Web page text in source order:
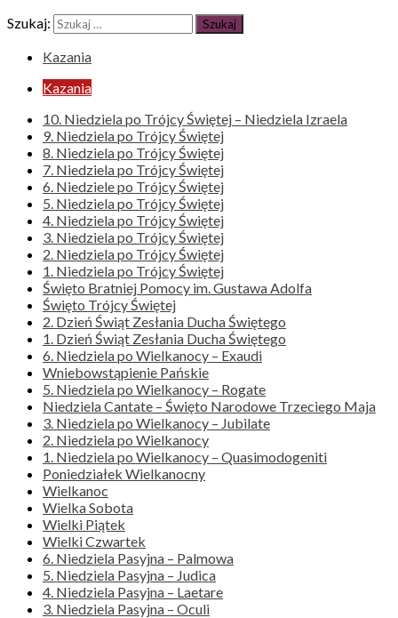
Szukaj:
Kazania
Kazania
10. Niedziela po Trójcy Świętej – Niedziela Izraela
9. Niedziela po Trójcy Świętej
8. Niedziela po Trójcy Świętej
7. Niedziela po Trójcy Świętej
6. Niedziele po Trójcy Świętej
5. Niedziela po Trójcy Świętej
4. Niedziela po Trójcy Świętej
3. Niedziela po Trójcy Świętej
2. Niedziela po Trójcy Świętej
1. Niedziela po Trójcy Świętej
Święto Bratniej Pomocy im. Gustawa Adolfa
Święto Trójcy Świętej
2. Dzień Świąt Zesłania Ducha Świętego
1. Dzień Świąt Zesłania Ducha Świętego
6. Niedziela po Wielkanocy – Exaudi
Wniebowstąpienie Pańskie
5. Niedziela po Wielkanocy – Rogate
Niedziela Cantate – Święto Narodowe Trzeciego Maja
3. Niedziela po Wielkanocy – Jubilate
2. Niedziela po Wielkanocy
1. Niedziela po Wielkanocy – Quasimodogeniti
Poniedziałek Wielkanocny
Wielkanoc
Wielka Sobota
Wielki Piątek
Wielki Czwartek
6. Niedziela Pasyjna – Palmowa
5. Niedziela Pasyjna – Judica
4. Niedziela Pasyjna – Laetare
3. Niedziela Pasyjna – Oculi